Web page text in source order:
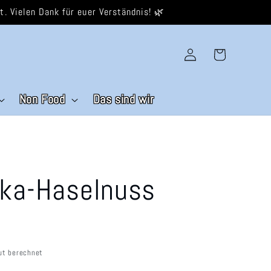
Vielen Dank für euer Verständnis! 🌿
Non Food Das sind wir
EinloggenWarenkorb
Haselnuss
berechnet